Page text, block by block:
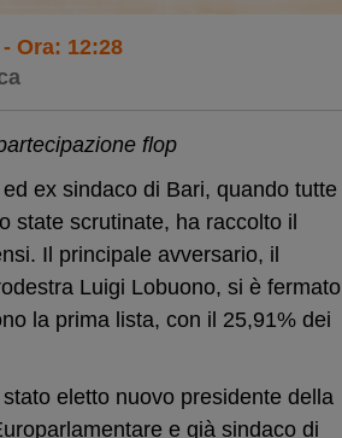
Ora: 12:28
flop
ed ex sindaco di Bari, quando tutte
state scrutinate, ha raccolto il
Il principale avversario, il
Luigi Lobuono, si è
la prima lista, con il 25,91% dei
eletto nuovo presidente della
e già sindaco di